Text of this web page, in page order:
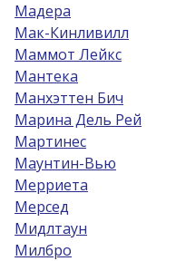
Мадера
Мак-Кинливилл
Маммот Лейкс
Мантека
Манхэттен Бич
Марина Дель Рей
Мартинес
Маунтин-Вью
Мерриета
Мерсед
Мидлтаун
Милбро